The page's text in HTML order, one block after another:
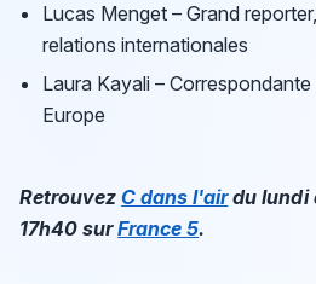
Lucas Menget – Grand
relations internationales
Laura Kayali –
Europe
RetrouvezC dans l'airdu lundi
17h40 surFrance 5.